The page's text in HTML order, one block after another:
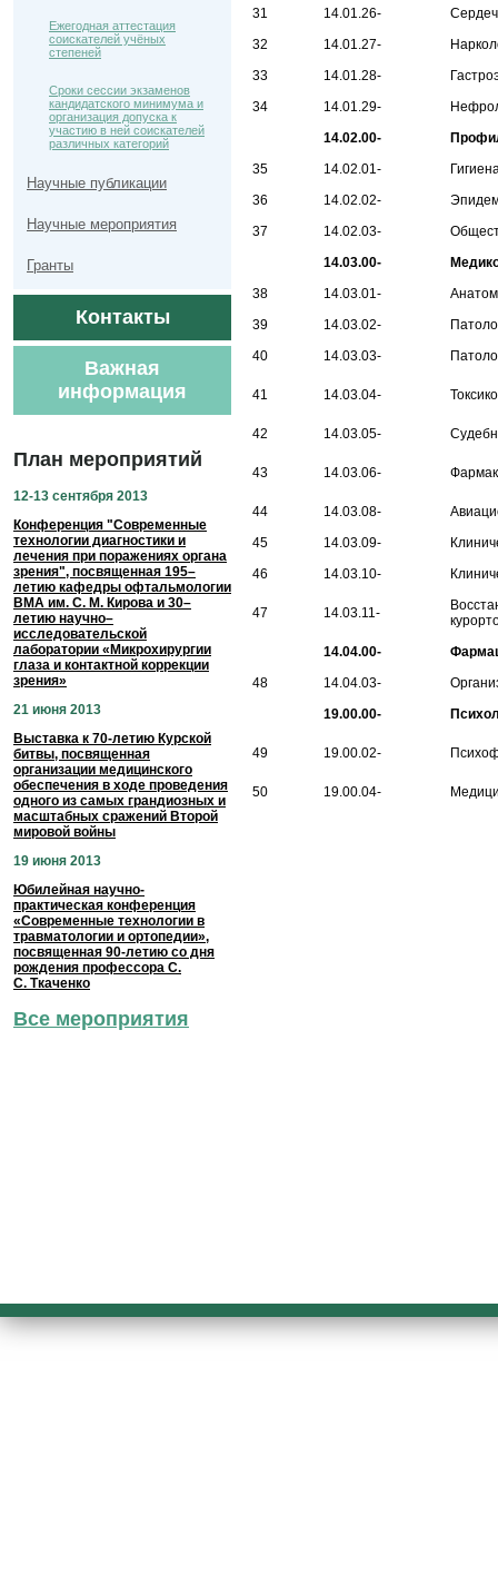
Ежегодная аттестация
соискателей учёных
степеней
Сроки сессии экзаменов
кандидатского минимума и
организация допуска к
участию в ней соискателей
различных категорий
Научные публикации
Научные мероприятия
Гранты
Контакты
Важная
информация
План мероприятий
12-13 сентября 2013
Конференция "Современные
технологии диагностики и
лечения при поражениях органа
зрения", посвященная 195–
летию кафедры офтальмологии
ВМА им. С. М. Кирова и 30–
летию научно–
исследовательской
лаборатории «Микрохирургии
глаза и контактной коррекции
зрения»
21 июня 2013
Выставка к 70-летию Курской
битвы, посвященная
организации медицинского
обеспечения в ходе проведения
одного из самых грандиозных и
масштабных сражений Второй
мировой войны
19 июня 2013
Юбилейная научно-
практическая конференция
«Современные технологии в
травматологии и ортопедии»,
посвященная 90-летию со дня
рождения профессора С.
С. Ткаченко
Все мероприятия
31
14.01.26-
32
14.01.27-
33
14.01.28-
34
14.01.29-
14.02.00-
35
14.02.01-
36
14.02.02-
37
14.02.03-
14.03.00-
38
14.03.01-
39
14.03.02-
40
14.03.03-
41 14.03.04-
42 14.03.05-
43 14.03.06-
44 14.03.08-
45
14.03.09-
46
14.03.10-
47 14.03.11-
14.04.00-
48
14.04.03-
19.00.00-
49 19.00.02-
50 19.00.04-